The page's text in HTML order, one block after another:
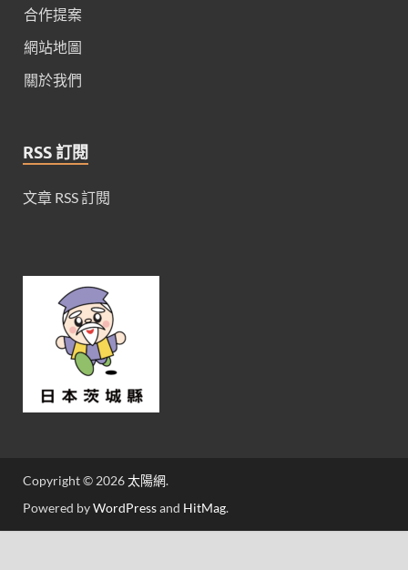
合作提案
網站地圖
關於我們
RSS 訂閱
文章 RSS 訂閱
Copyright © 2026太陽網.
Powered byWordPressand HitMag.